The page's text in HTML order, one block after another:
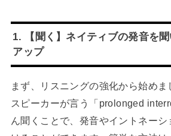
1. 【聞く】ネイティブの発音を
アップ
まず、リスニングの強化から始め
スピーカーが言う「prolonged
ん聞くことで、発音やイントネー